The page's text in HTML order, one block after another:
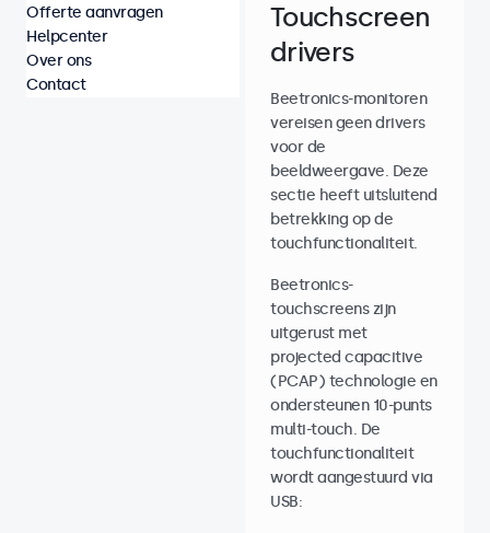
Touchscreen
drivers
Beetronics-monitoren
vereisen geen drivers
voor de
beeldweergave. Deze
sectie heeft uitsluitend
betrekking op de
touchfunctionaliteit.
Beetronics-
touchscreens zijn
uitgerust met
projected capacitive
(PCAP) technologie en
ondersteunen 10-punts
multi-touch. De
touchfunctionaliteit
wordt aangestuurd via
USB:
Offerte aanvragen
Helpcenter
Over ons
Contact